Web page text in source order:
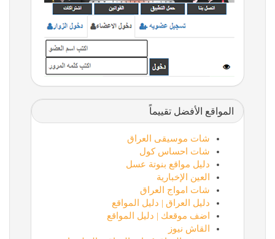
المواقع الأفضل تقييماً
شات موسيقى العراق
شات احساس كول
دليل مواقع بنوتة عسل
العين الإخبارية
شات امواج العراق
دليل العراق | دليل المواقع
اضف موقعك | دليل المواقع
القاش نيوز